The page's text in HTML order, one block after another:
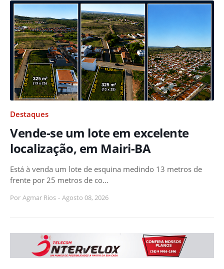
Destaques
Vende-se um lote em excelente
localização, em Mairi-BA
Está à venda um lote de esquina medindo 13 metros de
frente por 25 metros de co…
Por Agmar Rios - Agosto 08, 2026